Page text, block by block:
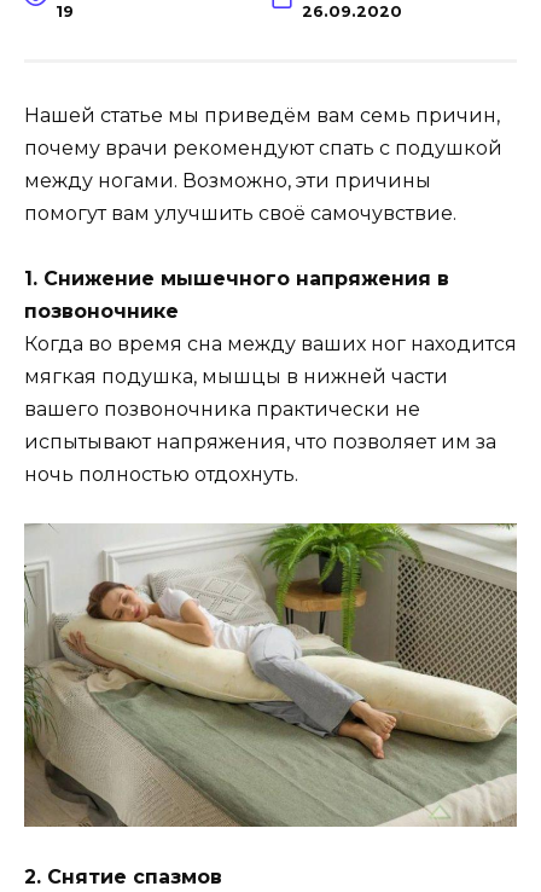
19 26.09.2020
Нашей статье мы приведём вам семь причин,
почему врачи рекомендуют спать с подушкой
между ногами. Возможно, эти причины
помогут вам улучшить своё самочувствие.
1. Снижение мышечного напряжения в
позвоночнике
Когда во время сна между ваших ног находится
мягкая подушка, мышцы в нижней части
вашего позвоночника практически не
испытывают напряжения, что позволяет им за
ночь полностью отдохнуть.
2. Снятие спазмов